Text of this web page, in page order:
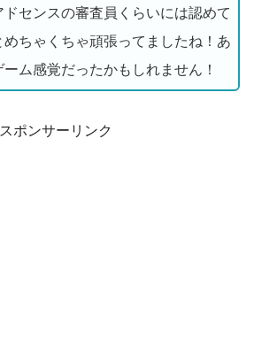
センスの審査員くらいには認めて
ちゃくちゃ頑張ってましたね！あ
ム感覚だったかもしれません！
スポンサーリンク